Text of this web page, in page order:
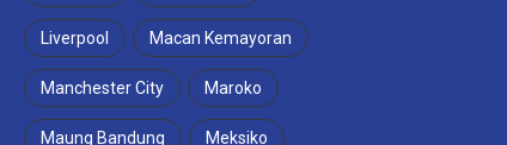
Liverpool Macan Kemayoran
Manchester City Maroko
Maung Bandung Meksiko